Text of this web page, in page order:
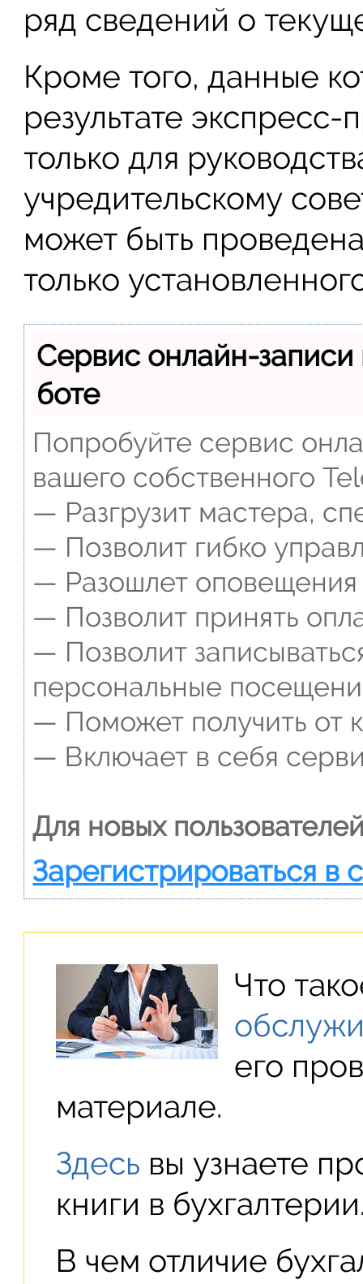
ряд сведений о
Кроме того, данные
результате
только для
учредительскому
может быть
только
Сервис онлайн-
боте
Попробуйте сервис
вашего собственного
— Разгрузит мастера,
— Позволит гибко
— Разошлет оповещения
— Позволит принять
— Позволит
персональные
— Поможет получить от
— Включает в себя
Для новых
Зарегистрироваться в
Что
его
материале.
Здесь вы узнаете
книги в
В чем отличие